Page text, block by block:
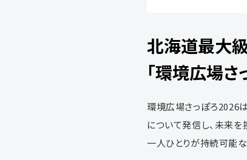
北海道最大
「環境広場さ
環境広場さっぽろ2026
について発信し、未来
一人ひとりが持続可能